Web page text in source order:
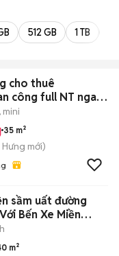
512 GB 1 TB
cho thuê
công full NT ngay
mini
35 m²
Hưng mới)
sầm uất đường
Bến Xe Miền
m²